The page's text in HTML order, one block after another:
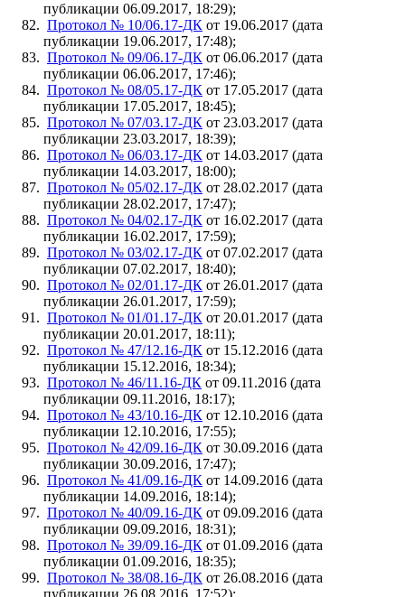
публикации 06.09.2017, 18:29);
Протокол № 10/06.17-ДК от 19.06.2017 (дата
публикации 19.06.2017, 17:48);
Протокол № 09/06.17-ДК от 06.06.2017 (дата
публикации 06.06.2017, 17:46);
Протокол № 08/05.17-ДК от 17.05.2017 (дата
публикации 17.05.2017, 18:45);
Протокол № 07/03.17-ДК от 23.03.2017 (дата
публикации 23.03.2017, 18:39);
Протокол № 06/03.17-ДК от 14.03.2017 (дата
публикации 14.03.2017, 18:00);
Протокол № 05/02.17-ДК от 28.02.2017 (дата
публикации 28.02.2017, 17:47);
Протокол № 04/02.17-ДК от 16.02.2017 (дата
публикации 16.02.2017, 17:59);
Протокол № 03/02.17-ДК от 07.02.2017 (дата
публикации 07.02.2017, 18:40);
Протокол № 02/01.17-ДК от 26.01.2017 (дата
публикации 26.01.2017, 17:59);
Протокол № 01/01.17-ДК от 20.01.2017 (дата
публикации 20.01.2017, 18:11);
Протокол № 47/12.16-ДК от 15.12.2016 (дата
публикации 15.12.2016, 18:34);
Протокол № 46/11.16-ДК от 09.11.2016 (дата
публикации 09.11.2016, 18:17);
Протокол № 43/10.16-ДК от 12.10.2016 (дата
публикации 12.10.2016, 17:55);
Протокол № 42/09.16-ДК от 30.09.2016 (дата
публикации 30.09.2016, 17:47);
Протокол № 41/09.16-ДК от 14.09.2016 (дата
публикации 14.09.2016, 18:14);
Протокол № 40/09.16-ДК от 09.09.2016 (дата
публикации 09.09.2016, 18:31);
Протокол № 39/09.16-ДК от 01.09.2016 (дата
публикации 01.09.2016, 18:35);
Протокол № 38/08.16-ДК от 26.08.2016 (дата
публикации 26.08.2016, 17:52);